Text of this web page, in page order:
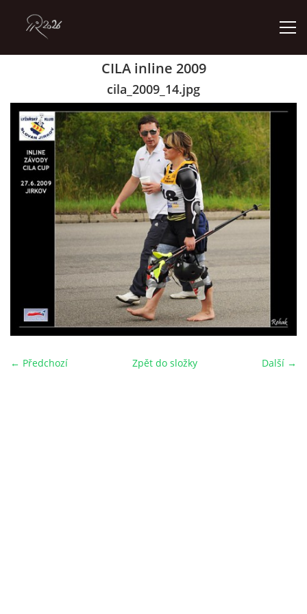
GALERIE
KONTAKT
© 2026 eStránky.cz
CILA inline 2009
cila_2009_14.jpg
← Předchozí Další →
Zpět do složky